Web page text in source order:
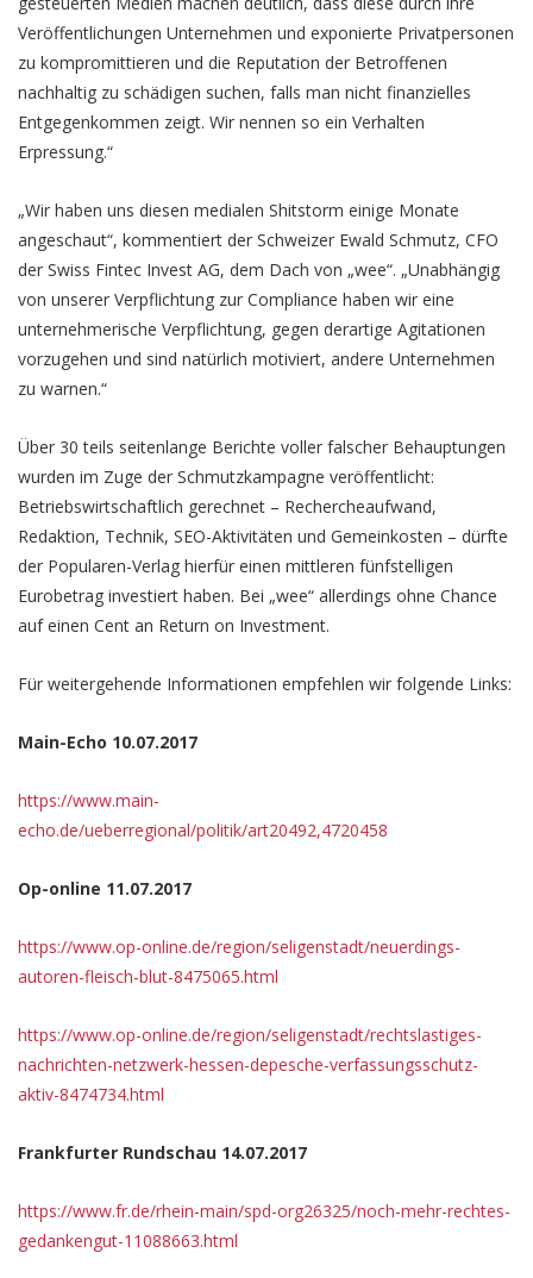
Veröffentlichungen Unternehmen und exponierte Privatpersonen
zu kompromittieren und die Reputation der Betroffenen
nachhaltig zu schädigen suchen, falls man nicht finanzielles
Entgegenkommen zeigt. Wir nennen so ein Verhalten
Erpressung.“
„Wir haben uns diesen medialen Shitstorm einige Monate
angeschaut“, kommentiert der Schweizer Ewald Schmutz, CFO
der Swiss Fintec Invest AG, dem Dach von „wee“. „Unabhängig
von unserer Verpflichtung zur Compliance haben wir eine
unternehmerische Verpflichtung, gegen derartige Agitationen
vorzugehen und sind natürlich motiviert, andere Unternehmen
zu warnen.“
Über 30 teils seitenlange Berichte voller falscher Behauptungen
wurden im Zuge der Schmutzkampagne veröffentlicht:
Betriebswirtschaftlich gerechnet – Rechercheaufwand,
Redaktion, Technik, SEO-Aktivitäten und Gemeinkosten – dürfte
der Popularen-Verlag hierfür einen mittleren fünfstelligen
Eurobetrag investiert haben. Bei „wee“ allerdings ohne Chance
auf einen Cent an Return on Investment.
Für weitergehende Informationen empfehlen wir folgende Links:
Main-Echo 10.07.2017
https://www.main-
echo.de/ueberregional/politik/art20492,4720458
Op-online 11.07.2017
https://www.op-online.de/region/seligenstadt/neuerdings-
autoren-fleisch-blut-8475065.html
https://www.op-online.de/region/seligenstadt/rechtslastiges-
nachrichten-netzwerk-hessen-depesche-verfassungsschutz-
aktiv-8474734.html
Frankfurter Rundschau 14.07.2017
https://www.fr.de/rhein-main/spd-org26325/noch-mehr-rechtes-
gedankengut-11088663.html